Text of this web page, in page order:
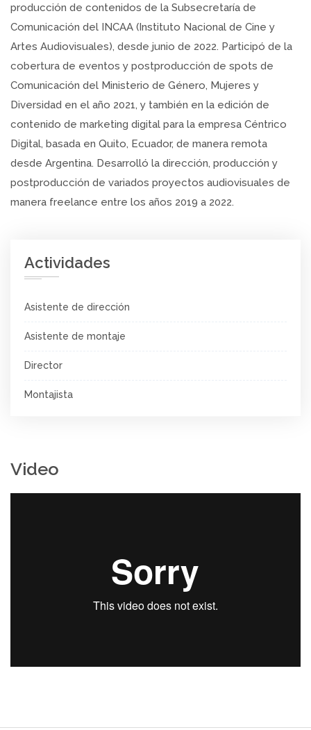
producción de contenidos de la Subsecretaría de
Comunicación del INCAA (Instituto Nacional de Cine y
Artes Audiovisuales), desde junio de 2022. Participó de la
cobertura de eventos y postproducción de spots de
Comunicación del Ministerio de Género, Mujeres y
Diversidad en el año 2021, y también en la edición de
contenido de marketing digital para la empresa Céntrico
Digital, basada en Quito, Ecuador, de manera remota
desde Argentina. Desarrolló la dirección, producción y
postproducción de variados proyectos audiovisuales de
manera freelance entre los años 2019 a 2022.
Actividades
Asistente de dirección
Asistente de montaje
Director
Montajista
Video